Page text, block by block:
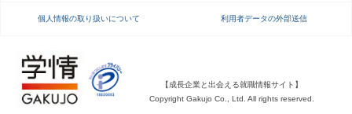
個人情報の取り扱いについて 利用者データの外部送信
【成長企業と出会える就職情報サイト】
Copyright Gakujo Co., Ltd. All rights reserved.